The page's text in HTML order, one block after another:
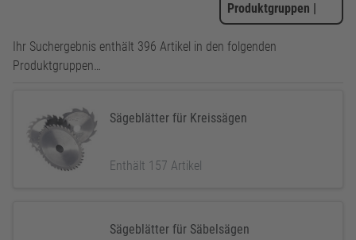
Produktgruppen |
Ihr Suchergebnis enthält 396 Artikel in den folgenden
Produktgruppen…
Sägeblätter für Kreissägen
Enthält 157 Artikel
Sägeblätter für Säbelsägen